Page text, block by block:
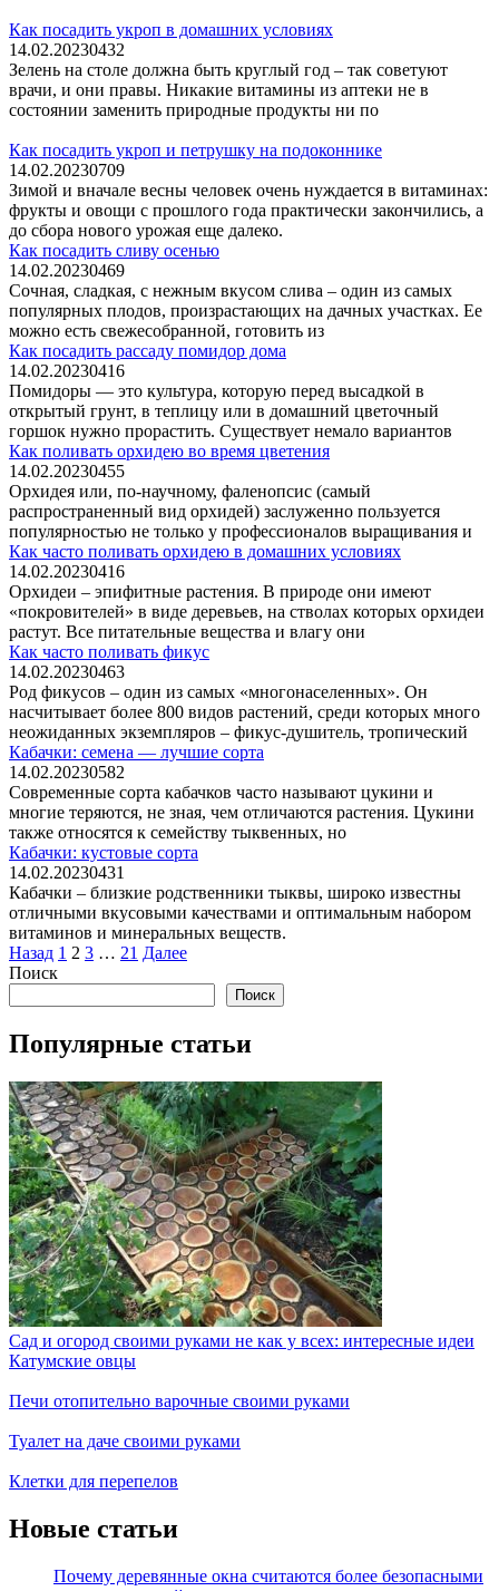
Как посадить укроп в домашних условиях
14.02.20230432
Зелень на столе должна быть круглый год – так советуют
врачи, и они правы. Никакие витамины из аптеки не в
состоянии заменить природные продукты ни по
Как посадить укроп и петрушку на подоконнике
14.02.20230709
Зимой и вначале весны человек очень нуждается в витаминах:
фрукты и овощи с прошлого года практически закончились, а
до сбора нового урожая еще далеко.
Как посадить сливу осенью
14.02.20230469
Сочная, сладкая, с нежным вкусом слива – один из самых
популярных плодов, произрастающих на дачных участках. Ее
можно есть свежесобранной, готовить из
Как посадить рассаду помидор дома
14.02.20230416
Помидоры — это культура, которую перед высадкой в
открытый грунт, в теплицу или в домашний цветочный
горшок нужно прорастить. Существует немало вариантов
Как поливать орхидею во время цветения
14.02.20230455
Орхидея или, по-научному, фаленопсис (самый
распространенный вид орхидей) заслуженно пользуется
популярностью не только у профессионалов выращивания и
Как часто поливать орхидею в домашних условиях
14.02.20230416
Орхидеи – эпифитные растения. В природе они имеют
«покровителей» в виде деревьев, на стволах которых орхидеи
растут. Все питательные вещества и влагу они
Как часто поливать фикус
14.02.20230463
Род фикусов – один из самых «многонаселенных». Он
насчитывает более 800 видов растений, среди которых много
неожиданных экземпляров – фикус-душитель, тропический
Кабачки: семена — лучшие сорта
14.02.20230582
Современные сорта кабачков часто называют цукини и
многие теряются, не зная, чем отличаются растения. Цукини
также относятся к семейству тыквенных, но
Кабачки: кустовые сорта
14.02.20230431
Кабачки – близкие родственники тыквы, широко известны
отличными вкусовыми качествами и оптимальным набором
витаминов и минеральных веществ.
Пагинация
записей
Назад 1 2 3 … 21 Далее
Поиск
Поиск
Популярные статьи
Сад и огород своими руками не как у всех: интересные идеи
Катумские овцы
Печи отопительно варочные своими руками
Туалет на даче своими руками
Клетки для перепелов
Новые статьи
Почему деревянные окна считаются более безопасными